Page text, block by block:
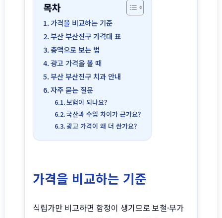
목차
가격을 비교하는 기준
부산 부산진구 가격대 표
총액으로 보는 법
광고 가격을 볼 때
부산 부산진구 치과 안내
자주 묻는 질문
보험이 되나요?
국산과 수입 차이가 큰가요?
광고 가격이 왜 더 싼가요?
가격을 비교하는 기준
식립가만 비교하면 함정이 생기므로 보철·부가